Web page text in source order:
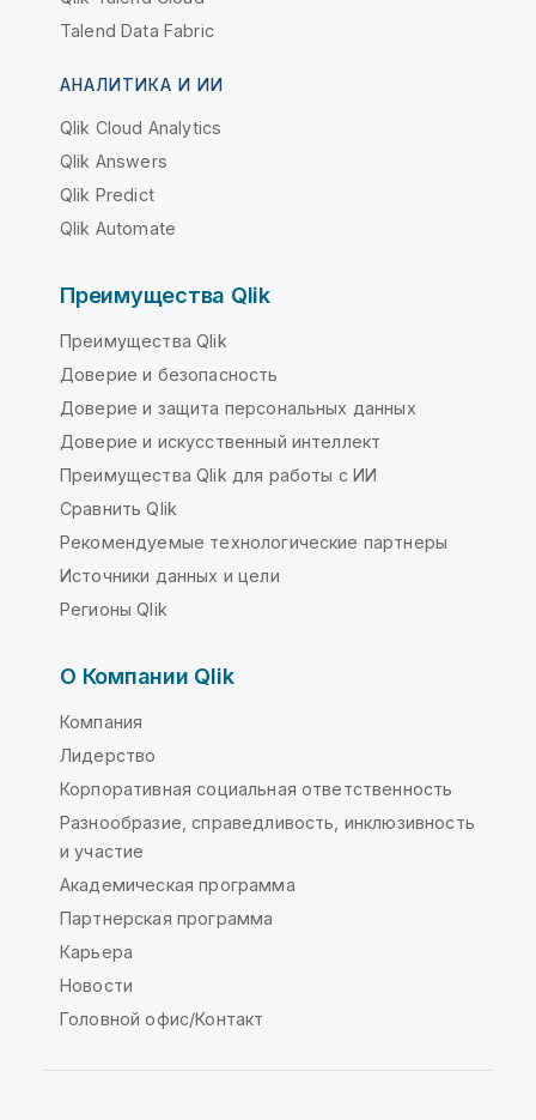
Talend Data Fabric
АНАЛИТИКА И ИИ
Qlik Cloud Analytics
Qlik Answers
Qlik Predict
Qlik Automate
Преимущества Qlik
Преимущества Qlik
Доверие и безопасность
Доверие и защита персональных данных
Доверие и искусственный интеллект
Преимущества Qlik для работы с ИИ
Сравнить Qlik
Рекомендуемые технологические партнеры
Источники данных и цели
Регионы Qlik
О Компании Qlik
Компания
Лидерство
Корпоративная социальная ответственность
Разнообразие, справедливость, инклюзивность
и участие
Академическая программа
Партнерская программа
Карьера
Новости
Головной офис/Контакт